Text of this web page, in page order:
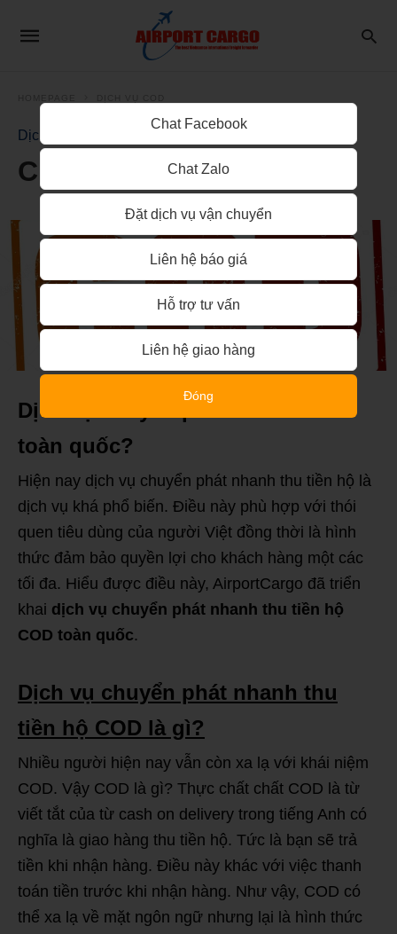
Dịch vụ Cod
Chuyển phát nhanh COD
Dịch vụ chuyển phát nhanh COD
toàn quốc?
Hiện nay dịch vụ chuyển phát nhanh thu tiền hộ là
dịch vụ khá phổ biến. Điều này phù hợp với thói
quen tiêu dùng của người Việt đồng thời là hình
thức đảm bảo quyền lợi cho khách hàng một các
tối đa. Hiểu được điều này, AirportCargo đã triển
khai dịch vụ chuyển phát nhanh thu tiền hộ
COD toàn quốc.
Dịch vụ chuyển phát nhanh thu
tiền hộ COD là gì?
Nhiều người hiện nay vẫn còn xa lạ với khái niệm
COD. Vậy COD là gì? Thực chất chất COD là từ
viết tắt của từ cash on delivery trong tiếng Anh có
nghĩa là giao hàng thu tiền hộ. Tức là bạn sẽ trả
tiền khi nhận hàng. Điều này khác với việc thanh
toán tiền trước khi nhận hàng. Như vậy, COD có
thể xa lạ về mặt ngôn ngữ nhưng lại là hình thức
Chat Facebook
Chat Zalo
Đặt dịch vụ vận chuyển
Liên hệ báo giá
Hỗ trợ tư vấn
Liên hệ giao hàng
Đóng